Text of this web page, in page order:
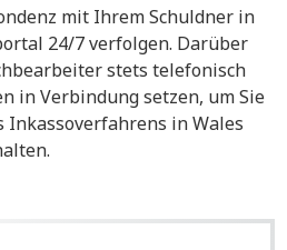
mit Ihrem Schuldner in
24/7 verfolgen. Darüber
stets telefonisch
in Verbindung setzen, um Sie
Inkassoverfahrens in Wales